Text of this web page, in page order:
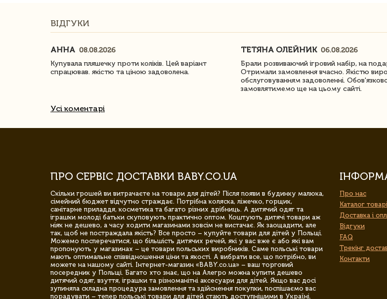
ВІДГУКИ
АННА 08.08.2026
Купувала пляшечку проти коліків. Цей варіант
спрацював. якістю та ціною задоволена.
ТЕТЯНА ОЛЕЙНИК 06.08.2026
Брали розвиваючий ігровий набір, на
Отримали замовлення вчасно. Якістю
обслуговуванням задоволенні.
замовлятимемо ще на цьому сайті.
Усі коментарі
ПРО СЕРВІС ДОСТАВКИ BABY.CO.UA
Скільки грошей ви витрачаєте на товари для дітей? Після появи в будинку малюка,
сімейний бюджет відчутно страждає. Потрібна коляска, ліжечко, горщик,
санітарне приладдя, косметика та багато різних дрібниць. А дитячий одяг та
іграшки молоді батьки скуповують практично оптом. Коштують дитячі товари аж
ніяк не дешево, а часу ходити магазинами зовсім не вистачає. Як заощадити, але
так, щоб не постраждала якість? Все просто – купуйте товари для дітей у Польщі.
Можемо посперечатися, що більшість дитячих речей, які у вас вже є або які вам
пропонують у магазинах – це товари польських виробників. Саме польські товари
мають оптимальне співвідношення ціни та якості. А вибрати все, що потрібно, ви
можете на нашому сайті. Інтернет-магазин «BABY.co.ua» – ваш торговий
посередник у Польщі. Багато хто знає, що на Алегро можна купити дешево
дитячий одяг, взуття, іграшки та різноманітні аксесуари для дітей. Якщо вас досі
зупиняла складна процедура замовлення та здійснення покупки, поспішаємо вас
порадувати – тепер польські товари для дітей стають доступнішими в Україні.
Про нас
Каталог
Доставка і
Відгуки
FAQ
Трекінг
Контакти